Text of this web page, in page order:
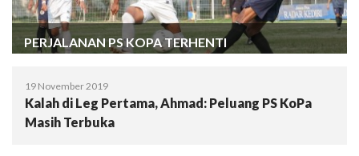
PERJALANAN PS KOPA TERHENTI
19 November 2019
Kalah di Leg Pertama, Ahmad: Peluang PS KoPa
Masih Terbuka